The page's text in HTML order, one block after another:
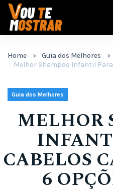
Pular
para
Home
Guia dos Melhores
Guia dos Melhores
MELHOR
CABELOS
6